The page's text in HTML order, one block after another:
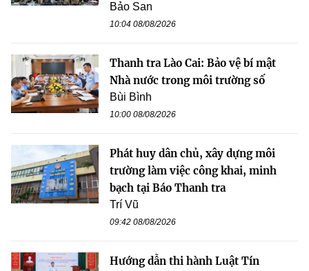
Bảo San
10:04 08/08/2026
Thanh tra Lào Cai: Bảo vệ bí mật
Nhà nước trong môi trường số
Bùi Bình
10:00 08/08/2026
Phát huy dân chủ, xây dựng môi
trường làm việc công khai, minh
bạch tại Báo Thanh tra
Trí Vũ
09:42 08/08/2026
Hướng dẫn thi hành Luật Tín